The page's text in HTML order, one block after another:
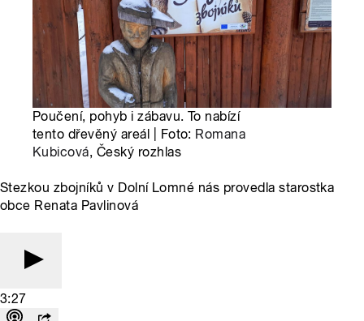
Poučení, pohyb i zábavu. To nabízí
tento dřevěný areál | Foto: Romana
Kubicová, Český rozhlas
Stezkou zbojníků v Dolní Lomné nás provedla starostka
obce Renata Pavlinová
3:27